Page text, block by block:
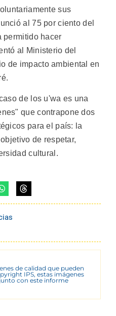
sus
al 75 por ciento del
permitido hacer
al Ministerio del
de impacto ambiental en
de los u'wa es una
que contrapone dos
para el país: la
de respetar,
cultural.
de calidad que pueden
IPS, estas imágenes
con este informe